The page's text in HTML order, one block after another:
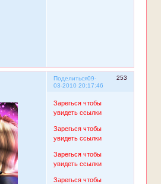
Поделиться 253
09-
03-2010 20:17:46
Зарегься чтобы
увидеть ссылки
Зарегься чтобы
увидеть ссылки
Зарегься чтобы
увидеть ссылки
Зарегься чтобы